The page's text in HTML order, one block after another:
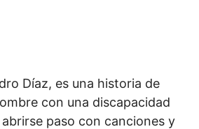
Díaz, es una historia de
con una discapacidad
paso con canciones y